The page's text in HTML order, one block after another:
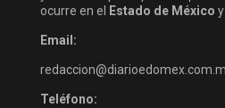
ocurre en el
Estado de México
Email:
Teléfono: